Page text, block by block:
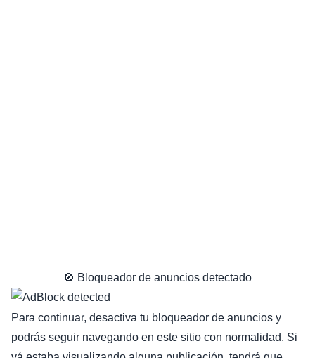
🚫 Bloqueador de anuncios detectado
Para continuar, desactiva tu bloqueador de anuncios y
podrás seguir navegando en este sitio con normalidad. Si